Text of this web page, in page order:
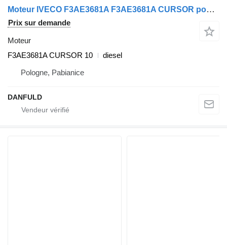
Moteur IVECO F3AE3681A F3AE3681A CURSOR pour tracteur routier IVECO STRALIS
Prix sur demande
Moteur
F3AE3681A CURSOR 10
diesel
Pologne, Pabianice
DANFULD